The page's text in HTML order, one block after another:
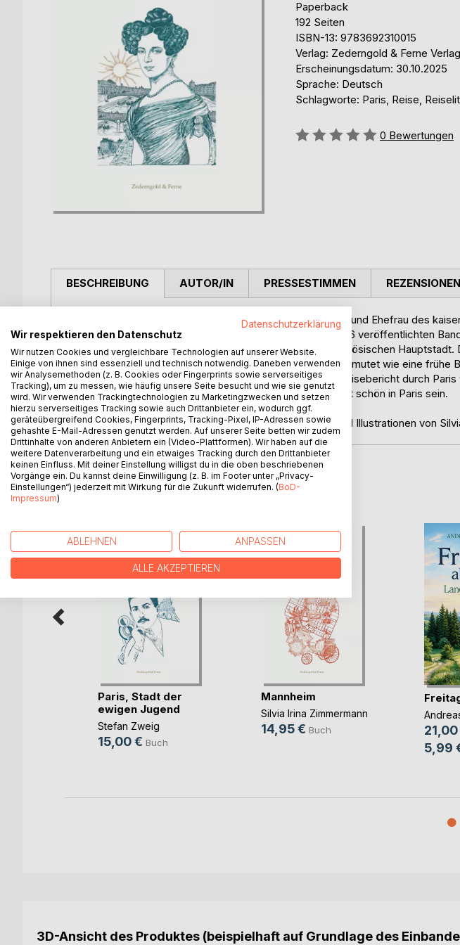
Paperback
192 Seiten
ISBN-13: 9783692310015
Verlag: Zederngold & Ferne
Erscheinungsdatum: 30.10.2025
Sprache: Deutsch
Schlagworte: Paris, Reise,
Bewertung::
0 Bewertungen
BESCHREIBUNG
Therese von Bacheracht (1804-1852), Diplomatentochter und Ehefrau des
Hamburg, Robert von Bacheracht, berichtete in ihrem 1846 veröffentlichten
einen Aufenthalt im Frühjahr desselben Jahres in der französischen Hauptstadt.
Lebzeiten schlicht nur mit dem Vornamen veröffentlichte, mutet wie eine frühe
Spuren kann der Leser auch bald 180 Jahre nach ihrem Reisebericht durch
Sehenswürdigkeiten genießen und wie sie ausrufen: Es ist schön in Paris sein.
Herausgegeben, mit einer Textauswahl, Erläuterungen und Illustrationen von
AUTOR/IN PRESSESTIMMEN REZENSIONEN
WEITERE TITEL BEIBoD
Paris, Stadt der
ewigen Jugend
Stefan Zweig
15,00 € Buch
Mannheim
Silvia Irina Zimmermann
14,95 € Buch
5,99
3D-Ansicht des Produktes (beispielhaft auf Grundlage des
Datenschutzerklärung
Wir respektieren den Datenschutz
Wir nutzen Cookies und vergleichbare Technologien auf unserer Website.
Einige von ihnen sind essenziell und technisch notwendig. Daneben verwenden
wir Analysemethoden (z. B. Cookies oder Fingerprints sowie serverseitiges
Tracking), um zu messen, wie häufig unsere Seite besucht und wie sie genutzt
wird. Wir verwenden Trackingtechnologien zu Marketingzwecken und setzen
hierzu serverseitiges Tracking sowie auch Drittanbieter ein, wodurch ggf.
geräteübergreifend Cookies, Fingerprints, Tracking-Pixel, IP-Adressen sowie
gehashte E-Mail-Adressen genutzt werden. Auf unserer Seite betten wir zudem
Drittinhalte von anderen Anbietern ein (Video-Plattformen). Wir haben auf die
weitere Datenverarbeitung und ein etwaiges Tracking durch den Drittanbieter
keinen Einfluss. Mit deiner Einstellung willigst du in die oben beschriebenen
Vorgänge ein. Du kannst deine Einwilligung (z. B. im Footer unter „Privacy-
Einstellungen“) jederzeit mit Wirkung für die Zukunft widerrufen. (BoD-
Impressum)
ABLEHNEN ANPASSEN
ALLE AKZEPTIEREN